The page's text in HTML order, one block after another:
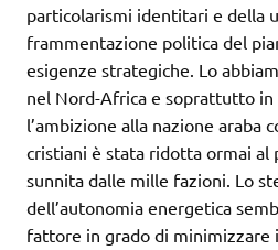
particolarismi identitari e della
frammentazione politica del
esigenze strategiche. Lo
nel Nord-Africa e soprattutto
l’ambizione alla nazione araba
cristiani è stata ridotta ormai al
sunnita dalle mille fazioni. Lo
dell’autonomia energetica
fattore in grado di minimizzare